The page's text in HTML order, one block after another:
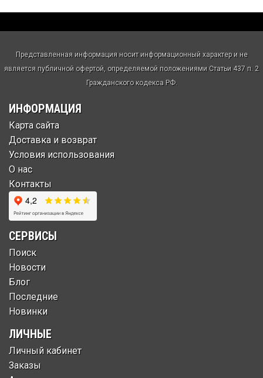
Представленная информация носит информационный характер и не
является публичной офертой, определяемой положениями Статьи 437 п. 2
Гражданского кодекса РФ.
ИНФОРМАЦИЯ
Карта сайта
Доставка и возврат
Условия использования
О нас
Контакты
СЕРВИСЫ
Поиск
Новости
Блог
Последние
Новинки
ЛИЧНЫЕ
Личный кабинет
Заказы